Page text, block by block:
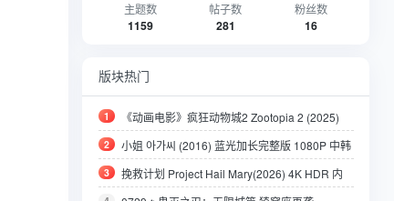
主题数
1159
帖子数
281
粉丝数
16
版块热门
1
《动画电影》疯狂动物城2 Zootopia 2 (2025)
2160P+HDR H265 DDP5.1 普通话
2
小姐 아가씨 (2016) 蓝光加长完整版 1080P 中韩
特效字幕+导评
3
挽救计划 Project Hail Mary(2026) 4K HDR 内